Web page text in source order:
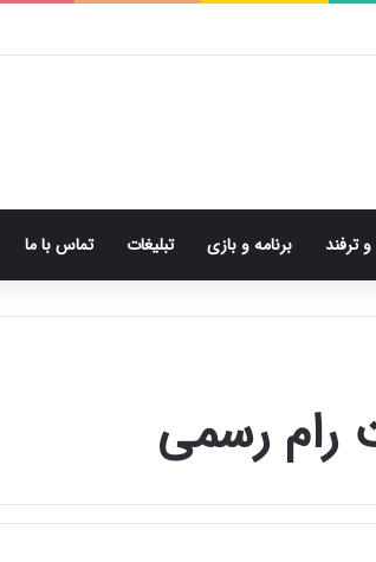
ترفند برنامه و بازی تبلیغات تماس با ما
رسمی